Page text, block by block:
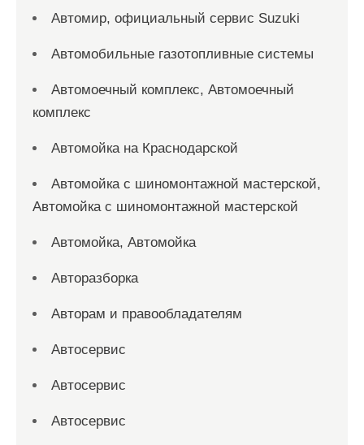
Автомир, официальный сервис Suzuki
Автомобильные газотопливные системы
Автомоечный комплекс, Автомоечный
комплекс
Автомойка на Краснодарской
Автомойка с шиномонтажной мастерской,
Автомойка с шиномонтажной мастерской
Автомойка, Автомойка
Авторазборка
Авторам и правообладателям
Автосервис
Автосервис
Автосервис